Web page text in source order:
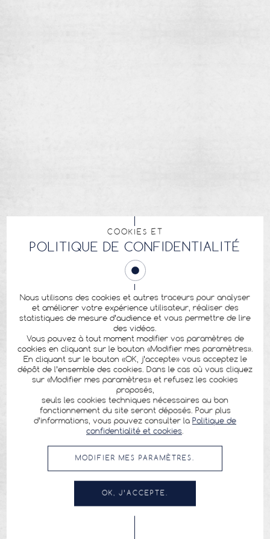
COOKIES ET
POLITIQUE DE CONFIDENTIALITÉ
Nous utilisons des cookies et autres traceurs pour analyser
et améliorer votre expérience utilisateur, réaliser des
statistiques de mesure d’audience et vous permettre de lire
des vidéos.
Vous pouvez à tout moment modifier vos paramètres de
cookies en cliquant sur le bouton «Modifier mes paramètres».
En cliquant sur le bouton «OK, j’accepte» vous acceptez le
dépôt de l’ensemble des cookies. Dans le cas où vous cliquez
sur «Modifier mes paramètres» et refusez les cookies
proposés,
seuls les cookies techniques nécessaires au bon
fonctionnement du site seront déposés. Pour plus
d’informations, vous pouvez consulter la Politique de
confidentialité et cookies.
MODIFIER MES PARAMÈTRES.
OK, J’ACCEPTE.